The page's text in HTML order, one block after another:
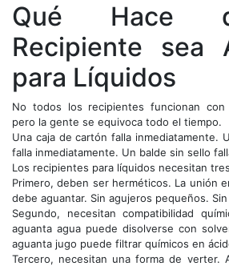
Qué Hace
Recipiente sea
para Líquidos
No todos los recipientes funcionan con
pero la gente se equivoca todo el tiempo.
Una caja de cartón falla inmediatamente.
falla inmediatamente. Un balde sin sello
Los recipientes para líquidos necesitan
Primero, deben ser herméticos. La unión
debe aguantar. Sin agujeros pequeños.
Segundo, necesitan compatibilidad
aguanta agua puede disolverse con
aguanta jugo puede filtrar químicos en
Tercero, necesitan una forma de verter.